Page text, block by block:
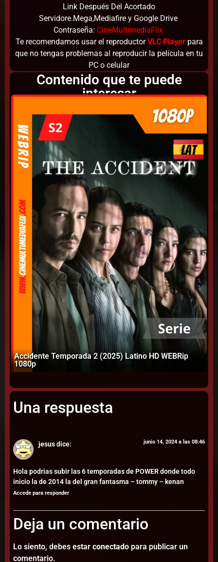
Link Después Del Acortado
Servidore.Mega,Mediafire y Google Drive
Contraseña: CineMultimediaFlix
Te recomendamos usar el reproductorVLC Playerpara
que no tengas problemas al reproducir la película en tu
PC o celular
Contenido que te puede
interesar
Accidente Temporada 2 (2025) Latino HD WEBRip
1080p
Una respuesta
jesusdice: junio 14, 2024 a las 08:46
Hola podrias subir las 6 temporadas de POWER donde todo
inicio la de 2014 la del gran fantasma – tommy – kenan
Accede para responder
Deja un comentario
Lo siento, debes estar conectado para publicar un
comentario.